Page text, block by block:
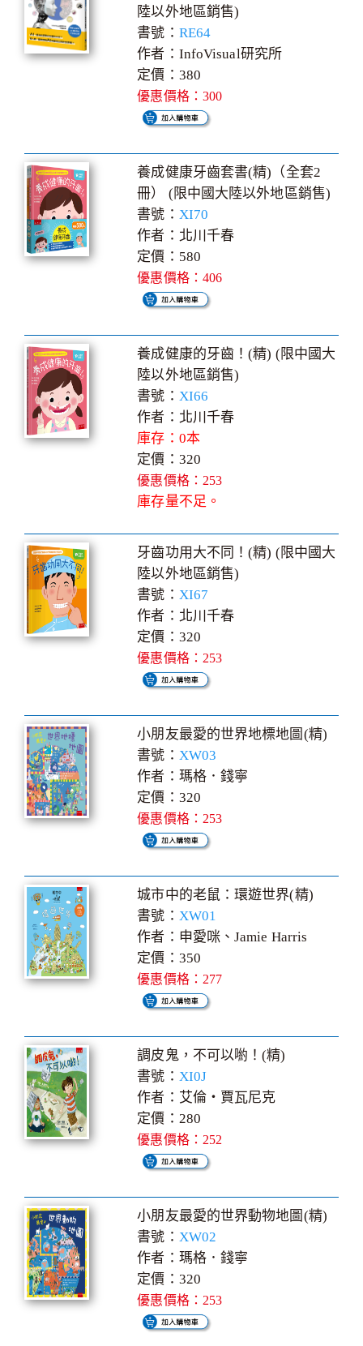
陸以外地區銷售)
書號： RE64
作者：InfoVisual研究所
定價：380
優惠價格：300
養成健康牙齒套書(精)（全套2
冊） (限中國大陸以外地區銷售)
書號： XI70
作者：北川千春
定價：580
優惠價格：406
養成健康的牙齒！(精) (限中國大
陸以外地區銷售)
書號： XI66
作者：北川千春
庫存：0本
定價：320
優惠價格：253
庫存量不足。
牙齒功用大不同！(精) (限中國大
陸以外地區銷售)
書號： XI67
作者：北川千春
定價：320
優惠價格：253
小朋友最愛的世界地標地圖(精)
書號： XW03
作者：瑪格．錢寧
定價：320
優惠價格：253
城市中的老鼠：環遊世界(精)
書號： XW01
作者：申愛咪、Jamie Harris
定價：350
優惠價格：277
調皮鬼，不可以喲！(精)
書號： XI0J
作者：艾倫‧賈瓦尼克
定價：280
優惠價格：252
小朋友最愛的世界動物地圖(精)
書號： XW02
作者：瑪格．錢寧
定價：320
優惠價格：253